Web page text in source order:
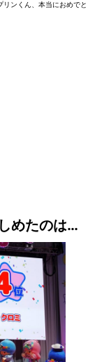
ンくん、本当におめでと
めたのは…